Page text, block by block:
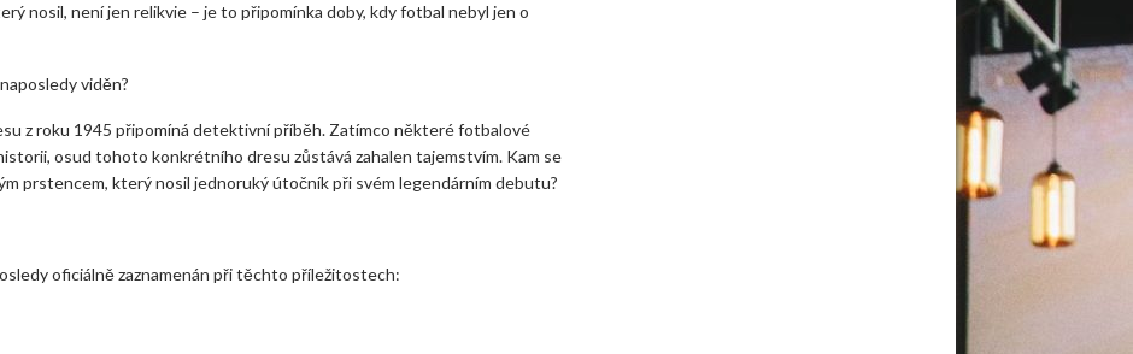
nosil, není jen relikvie – je to připomínka doby, kdy fotbal nebyl jen o
viděn?
z roku 1945 připomíná detektivní příběh. Zatímco některé fotbalové
osud tohoto konkrétního dresu zůstává zahalen tajemstvím. Kam se
prstencem, který nosil jednoruký útočník při svém legendárním debutu?
oficiálně zaznamenán při těchto příležitostech: